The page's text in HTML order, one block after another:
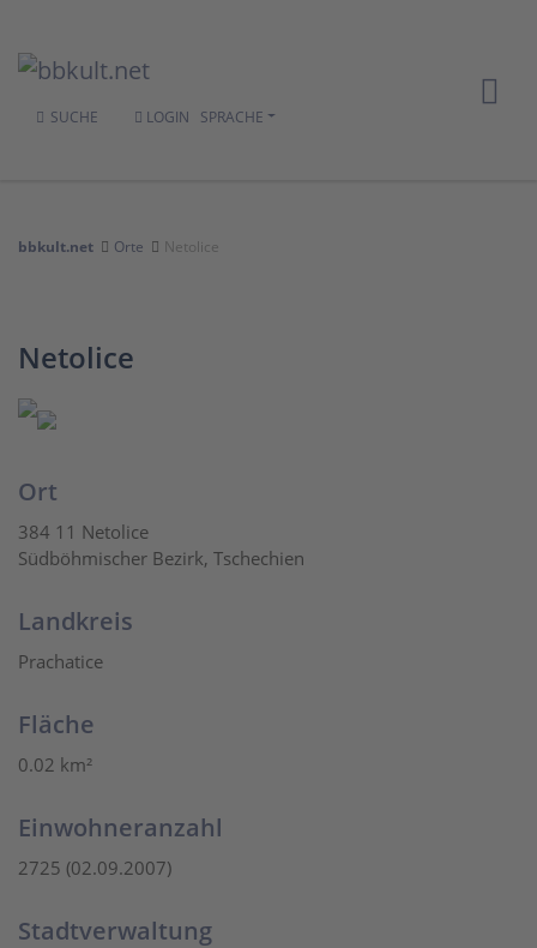
SUCHE LOGIN SPRACHE
bbkult.net Orte Netolice
Netolice
Ort
384 11 Netolice
Südböhmischer Bezirk, Tschechien
Landkreis
Prachatice
Fläche
0.02 km²
Einwohneranzahl
2725 (02.09.2007)
Stadtverwaltung